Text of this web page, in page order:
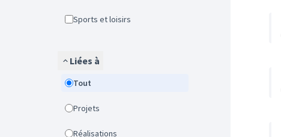
Sports et loisirs
Liées à
Tout
Projets
Réalisations